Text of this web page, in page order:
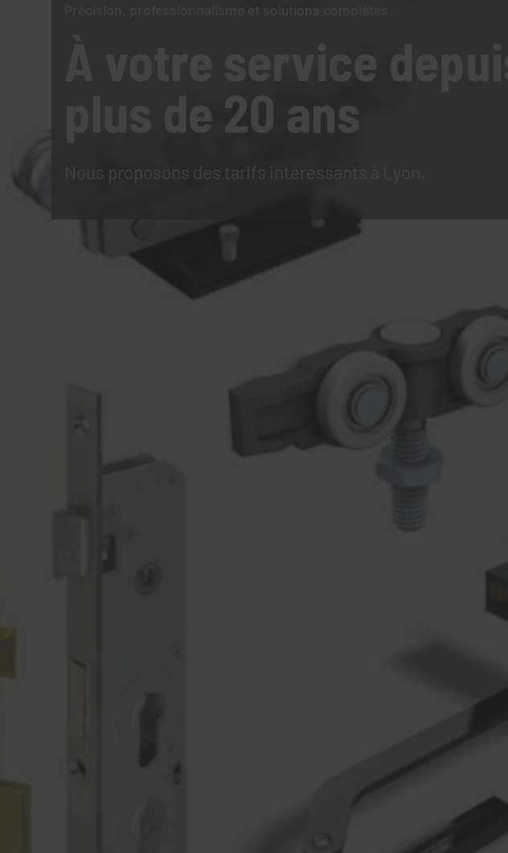
Précision, professionnalisme et solutions complètes
À votre service depuis
plus de 20 ans
Nous proposons des tarifs intéressants à Lyon.